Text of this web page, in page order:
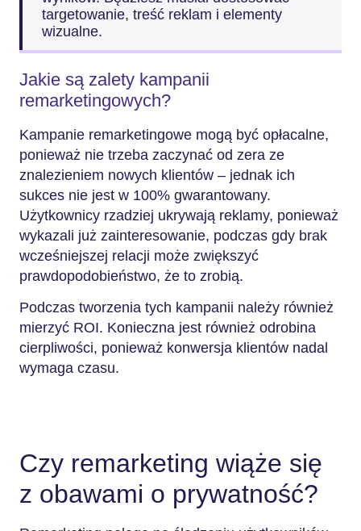
targetowanie, treść reklam i elementy
wizualne.
Jakie są zalety kampanii
remarketingowych?
Kampanie remarketingowe mogą być opłacalne,
ponieważ nie trzeba zaczynać od zera ze
znalezieniem nowych klientów – jednak ich
sukces nie jest w 100% gwarantowany.
Użytkownicy rzadziej ukrywają reklamy, ponieważ
wykazali już zainteresowanie, podczas gdy brak
wcześniejszej relacji może zwiększyć
prawdopodobieństwo, że to zrobią.
Podczas tworzenia tych kampanii należy również
mierzyć ROI. Konieczna jest również odrobina
cierpliwości, ponieważ konwersja klientów nadal
wymaga czasu.
Czy remarketing wiąże się
z obawami o prywatność?